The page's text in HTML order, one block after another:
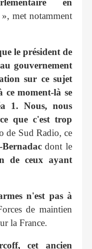
en
», met notamment
le président de
gouvernement
sur ce sujet
ce moment-là se
1. Nous, nous
que c'est trop
de Sud Radio, ce
dont le
de ceux ayant
n'est pas à
de maintien
la France.
cet ancien